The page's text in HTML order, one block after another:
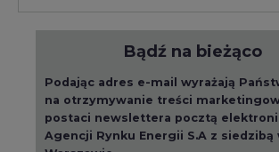
Bądź na bieżąco
Podając adres e-mail wyrażają
na otrzymywanie treści
postaci newslettera pocztą
Agencji Rynku Energii S.A z siedzibą